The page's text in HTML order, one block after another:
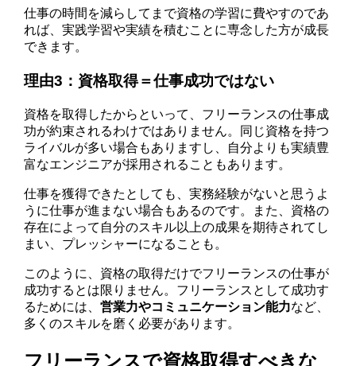
仕事の時間を減らしてまで資格の学習に費やすのであ
れば、実践学習や実績を積むことに専念した方が成長
できます。
理由3：資格取得＝仕事成功ではない
資格を取得したからといって、フリーランスの仕事成
功が約束されるわけではありません。同じ資格を持つ
ライバルが多い場合もありますし、自分よりも実績豊
富なエンジニアが採用されることもあります。
仕事を獲得できたとしても、実務経験がないと思うよ
うに仕事が進まない場合もあるのです。また、資格の
存在によって自分のスキル以上の成果を期待されてし
まい、プレッシャーになることも。
このように、資格の取得だけでフリーランスの仕事が
成功するとは限りません。フリーランスとして成功す
るためには、営業力やコミュニケーション能力など、
多くのスキルを磨く必要があります。
フリーランスで資格取得すべきな